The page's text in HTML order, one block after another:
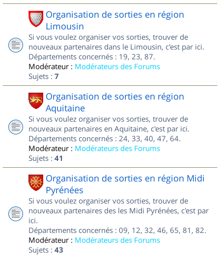
Organisation de sorties en région
Limousin
Si vous voulez organiser vos sorties, trouver de
nouveaux partenaires dans le Limousin, c'est par ici.
Départements concernés : 19, 23, 87.
Modérateur : Modérateurs des Forums
Sujets : 7
Organisation de sorties en région
Aquitaine
Si vous voulez organiser vos sorties, trouver de
nouveaux partenaires en Aquitaine, c'est par ici.
Départements concernés : 24, 33, 40, 47, 64.
Modérateur : Modérateurs des Forums
Sujets : 41
Organisation de sorties en région Midi
Pyrénées
Si vous voulez organiser vos sorties, trouver de
nouveaux partenaires des les Midi Pyrénées, c'est par
ici.
Départements concernés : 09, 12, 32, 46, 65, 81, 82.
Modérateur : Modérateurs des Forums
Sujets : 43